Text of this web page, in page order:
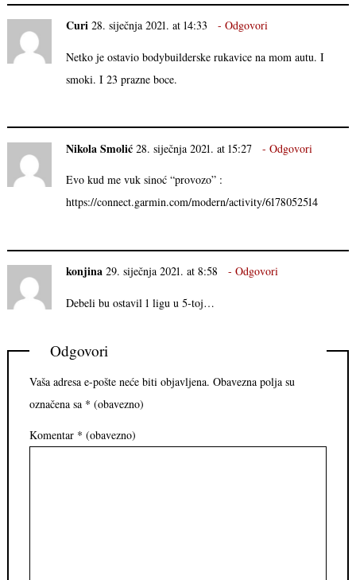
Curi 28. siječnja 2021. at 14:33 Odgovori
Netko je ostavio bodybuilderske rukavice na mom autu. I
smoki. I 23 prazne boce.
Nikola Smolić 28. siječnja 2021. at 15:27 Odgovori
Evo kud me vuk sinoć “provozo” :
https://connect.garmin.com/modern/activity/6178052514
konjina 29. siječnja 2021. at 8:58 Odgovori
Debeli bu ostavil 1 ligu u 5-toj…
Odgovori
Vaša adresa e-pošte neće biti objavljena. Obavezna polja su
označena sa * (obavezno)
Komentar * (obavezno)